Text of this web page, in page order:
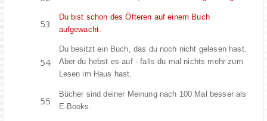
Du bist schon des Öfteren auf einem Buch
aufgewacht.
Du besitzt ein Buch, das du noch nicht gelesen hast.
Aber du hebst es auf - falls du mal nichts mehr zum
Lesen im Haus hast.
Bücher sind deiner Meinung nach 100 Mal besser als
E-Books.